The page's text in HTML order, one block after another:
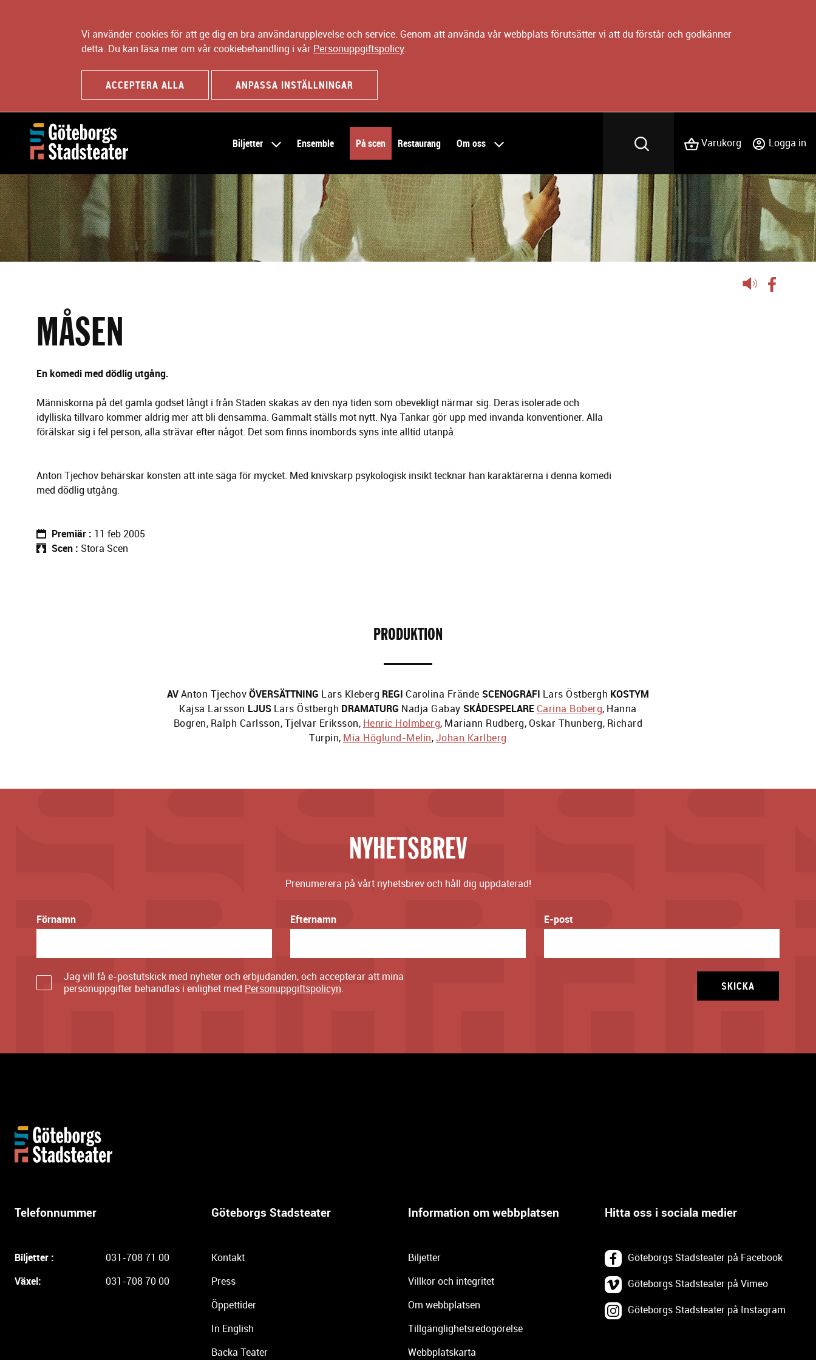
Vi använder cookies för att ge dig en bra användarupplevelse och service. Genom att använda vår webbplats förutsätter vi att du förstår och godkänner
detta. Du kan läsa mer om vår cookiebehandling i vår Personuppgiftspolicy.
ACCEPTERA ALLA ANPASSA INSTÄLLNINGAR
Varukorg Logga in
H
v
u
d
n
a
v
i
Biljetter Ensemble På scen Restaurang Om oss
Lyssna
MÅSEN
En komedi med dödlig utgång.
Människorna på det gamla godset långt i från Staden skakas av den nya tiden som obevekligt närmar sig. Deras isolerade och
idylliska tillvaro kommer aldrig mer att bli densamma. Gammalt ställs mot nytt. Nya Tankar gör upp med invanda konventioner. Alla
förälskar sig i fel person, alla strävar efter något. Det som finns inombords syns inte alltid utanpå.
Anton Tjechov behärskar konsten att inte säga för mycket. Med knivskarp psykologisk insikt tecknar han karaktärerna i denna komedi
med dödlig utgång.
Premiär
11 feb 2005
Scen
Stora Scen
PRODUKTION
AVAnton TjechovÖVERSÄTTNING Lars Kleberg REGI Carolina Frände SCENOGRAFI Lars Östbergh KOSTYM
Kajsa Larsson LJUS Lars Östbergh DRAMATURG Nadja Gabay SKÅDESPELARE Carina Boberg, Hanna
Bogren, Ralph Carlsson,Tjelvar Eriksson, Henric Holmberg, Mariann Rudberg,Oskar Thunberg, Richard
Turpin, Mia Höglund-Melin,Johan Karlberg
NYHETSBREV
Prenumerera på vårt nyhetsbrev och håll dig uppdaterad!
Förnamn Efternamn E-post
Jag vill få e-postutskick med nyheter och erbjudanden, och accepterar att mina
personuppgifter behandlas i enlighet med Personuppgiftspolicyn. SKICKA
Telefonnummer
Biljetter :
031-708 71 00
Växel:
031-708 70 00
Göteborgs Stadsteater
Kontakt
Press
Öppettider
In English
Backa Teater
Information om webbplatsen
Biljetter
Villkor och integritet
Om webbplatsen
Tillgänglighetsredogörelse
Webbplatskarta
Hitta oss i sociala medier
Göteborgs Stadsteater på Facebook
Göteborgs Stadsteater på Vimeo
Göteborgs Stadsteater på Instagram